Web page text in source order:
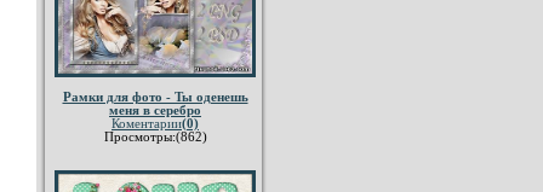
Рамки для фото - Ты оденешь
меня в серебро
Коментарии(0)
Просмотры:(862)